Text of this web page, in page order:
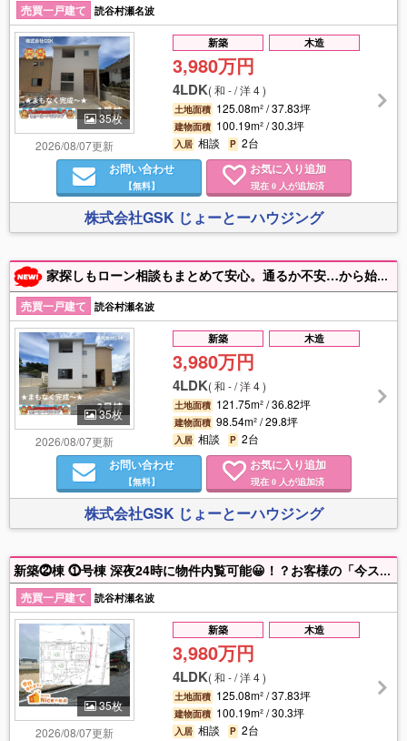
売買一戸建て 読谷村瀬名波
35枚
2026/08/07更新
新築 木造
3,980万円
4LDK(和 - / 洋 4)
土地面積 125.08m² / 37.83坪
建物面積 100.19m² / 30.3坪
入居 相談P 2台
お問い合わせ
【無料】
お気に入り追加
現在 0 人が追加済
株式会社GSK じょーとーハウジング
家探しもローン相談もまとめて安心。通るか不安…から始めても大丈夫。家具家電、お引越し等の費用も含めて金融機関比較・事前審査・返済計画までご相談いただけます!お家探しは「じょーとーハウジング」で！
売買一戸建て 読谷村瀬名波
35枚
2026/08/07更新
新築 木造
3,980万円
4LDK(和 - / 洋 4)
土地面積 121.75m² / 36.82坪
建物面積 98.54m² / 29.8坪
入居 相談P 2台
お問い合わせ
【無料】
お気に入り追加
現在 0 人が追加済
株式会社GSK じょーとーハウジング
新築⓶棟 ⓵号棟 深夜24時に物件内覧可能😀！？お客様の「今スグ」にお応えいたします💁‍♀️✨✨『TVCM放映中📺今日見れます🤩365日24時まで内覧可☪️物件数３００件以上❣️』
売買一戸建て
読谷村瀬名波
35枚
2026/08/07更新
新築 木造
3,980万円
4LDK(和 - / 洋 4)
土地面積 125.08m² / 37.83坪
建物面積 100.19m² / 30.3坪
入居 相談P 2台